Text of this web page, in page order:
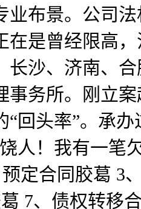
布景。公司
是曾经限高
沙、济南、合
务所。刚立
回头率”。承
人！我有一笔
定合同胶葛 3
7、债权转移